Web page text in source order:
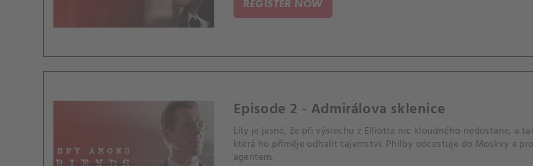
REGISTER NOW
Episode 2 - Admirálova sklenice
Lily je jasné, že při výslechu z Elliotta nic kloudného nedostane, a
která ho přiměje odhalit tajemství. Philby odcestuje do Moskvy a
agentem.